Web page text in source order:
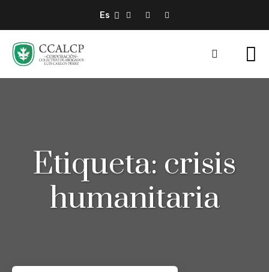
Es
Etiqueta: crisis
humanitaria